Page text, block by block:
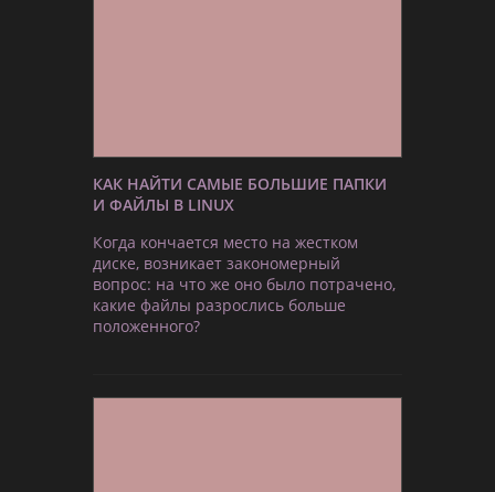
КАК НАЙТИ САМЫЕ БОЛЬШИЕ ПАПКИ
И ФАЙЛЫ В LINUX
Когда кончается место на жестком
диске, возникает закономерный
вопрос: на что же оно было потрачено,
какие файлы разрослись больше
положенного?